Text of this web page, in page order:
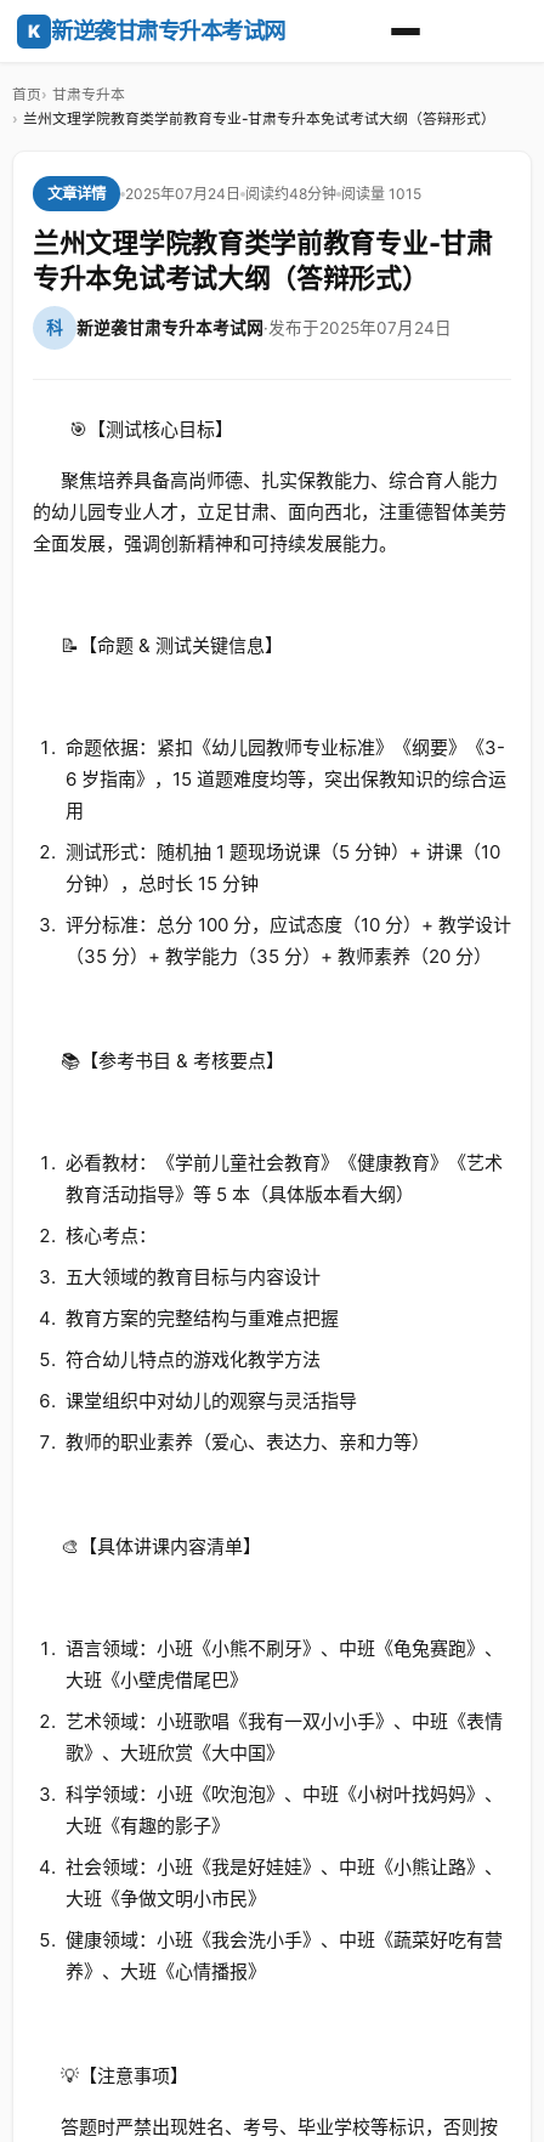
K 新逆袭甘肃专升本考试网
首页
甘肃专升本
兰州文理学院教育类学前教育专业-甘肃专升本免试考试大纲（答辩形式）
文章详情 2025年07月24日 阅读约48分钟 阅读量 1015
兰州文理学院教育类学前教育专业-甘肃
专升本免试考试大纲（答辩形式）
科 新逆袭甘肃专升本考试网·发布于2025年07月24日
🎯【测试核心目标】
聚焦培养具备高尚师德、扎实保教能力、综合育人能力
的幼儿园专业人才，立足甘肃、面向西北，注重德智体美劳
全面发展，强调创新精神和可持续发展能力。
📝【命题 & 测试关键信息】
命题依据：紧扣《幼儿园教师专业标准》《纲要》《3-
6 岁指南》，15 道题难度均等，突出保教知识的综合运
用
测试形式：随机抽 1 题现场说课（5 分钟）+ 讲课（10
分钟），总时长 15 分钟
评分标准：总分 100 分，应试态度（10 分）+ 教学设计
（35 分）+ 教学能力（35 分）+ 教师素养（20 分）
📚【参考书目 & 考核要点】
必看教材：《学前儿童社会教育》《健康教育》《艺术
教育活动指导》等 5 本（具体版本看大纲）
核心考点：
五大领域的教育目标与内容设计
教育方案的完整结构与重难点把握
符合幼儿特点的游戏化教学方法
课堂组织中对幼儿的观察与灵活指导
教师的职业素养（爱心、表达力、亲和力等）
🎨【具体讲课内容清单】
语言领域：小班《小熊不刷牙》、中班《龟兔赛跑》、
大班《小壁虎借尾巴》
艺术领域：小班歌唱《我有一双小小手》、中班《表情
歌》、大班欣赏《大中国》
科学领域：小班《吹泡泡》、中班《小树叶找妈妈》、
大班《有趣的影子》
社会领域：小班《我是好娃娃》、中班《小熊让路》、
大班《争做文明小市民》
健康领域：小班《我会洗小手》、中班《蔬菜好吃有营
养》、大班《心情播报》
💡【注意事项】
答题时严禁出现姓名、考号、毕业学校等标识，否则按